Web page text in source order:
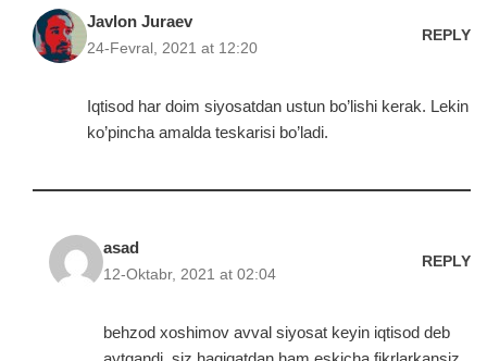
Javlon Juraev
24-Fevral, 2021 at 12:20
REPLY
Iqtisod har doim siyosatdan ustun bo’lishi kerak. Lekin
ko’pincha amalda teskarisi bo’ladi.
asad
12-Oktabr, 2021 at 02:04
REPLY
behzod xoshimov avval siyosat keyin iqtisod deb